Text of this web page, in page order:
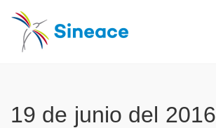
19 de junio del 2016